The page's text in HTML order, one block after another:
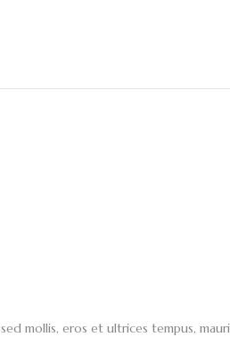
sed mollis, eros et ultrices tempus,